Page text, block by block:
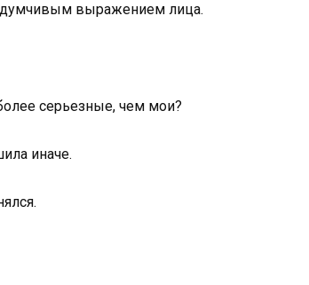
выражением лица.
серьезные, чем мои?
иначе.